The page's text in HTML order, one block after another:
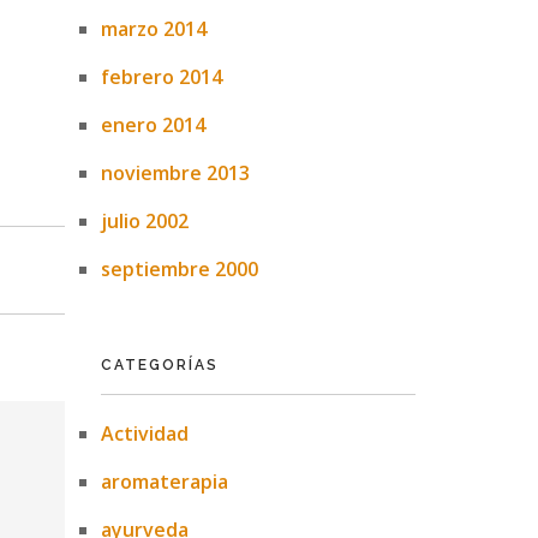
marzo 2014
febrero 2014
enero 2014
noviembre 2013
julio 2002
septiembre 2000
CATEGORÍAS
Actividad
aromaterapia
ayurveda